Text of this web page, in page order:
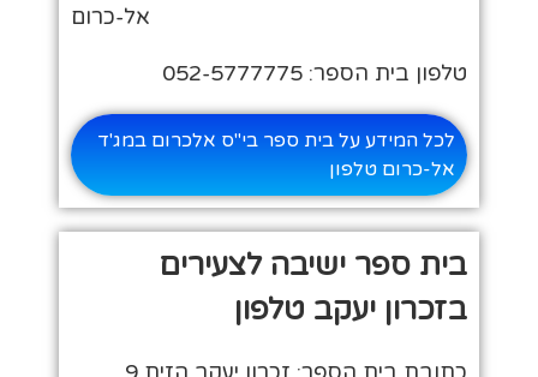
אל-כרום
טלפון בית הספר: 052-5777775
לכל המידע על בית ספר בי"ס אלכרום במג'ד
אל-כרום טלפון
בית ספר ישיבה לצעירים
בזכרון יעקב טלפון